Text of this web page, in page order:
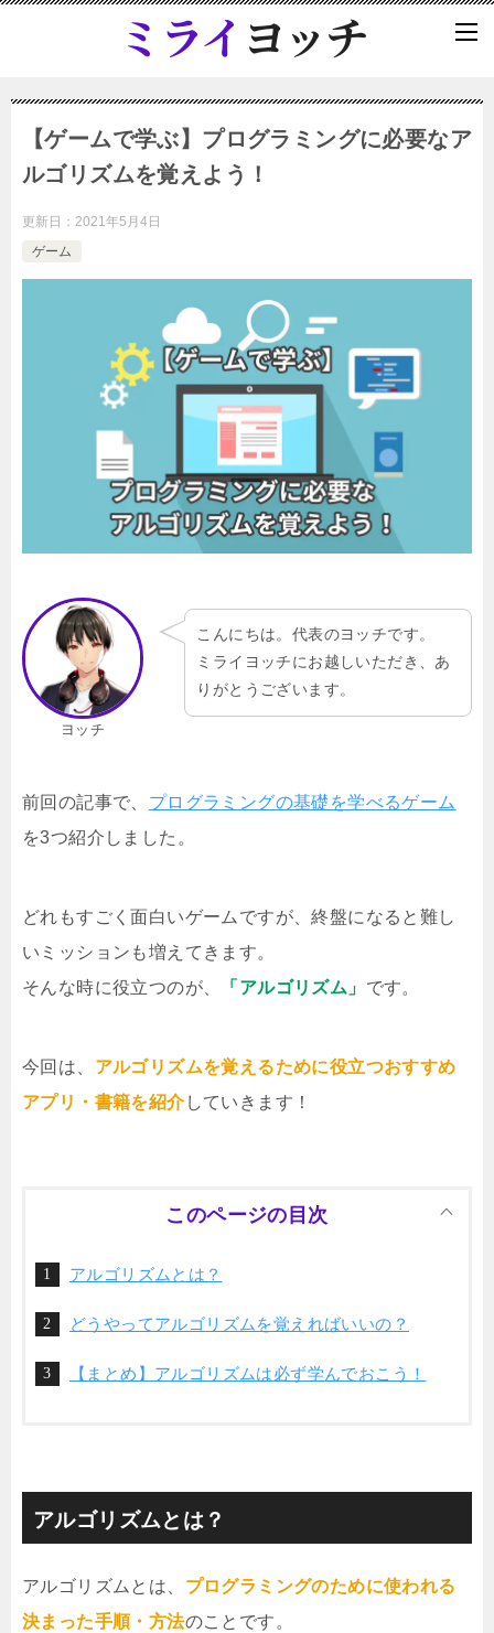
【ゲームで学ぶ】プログラミングに必要なア
ルゴリズムを覚えよう！
更新日： 2021年5月4日
ゲーム
ヨッチ
こんにちは。代表のヨッチです。
ミライヨッチにお越しいただき、あ
りがとうございます。
前回の記事で、 プログラミングの基礎を学べるゲーム
を3つ紹介しました。
どれもすごく面白いゲームですが、終盤になると難し
いミッションも増えてきます。
そんな時に役立つのが、
「アルゴリズム」 です。
今回は、 アルゴリズムを覚えるために役立つおすすめ
アプリ・書籍を紹介していきます！
このページの目次
アルゴリズムとは？
どうやってアルゴリズムを覚えればいいの？
【まとめ】アルゴリズムは必ず学んでおこう！
アルゴリズムとは？
アルゴリズムとは、 プログラミングのために使われる
決まった手順・方法のことです。